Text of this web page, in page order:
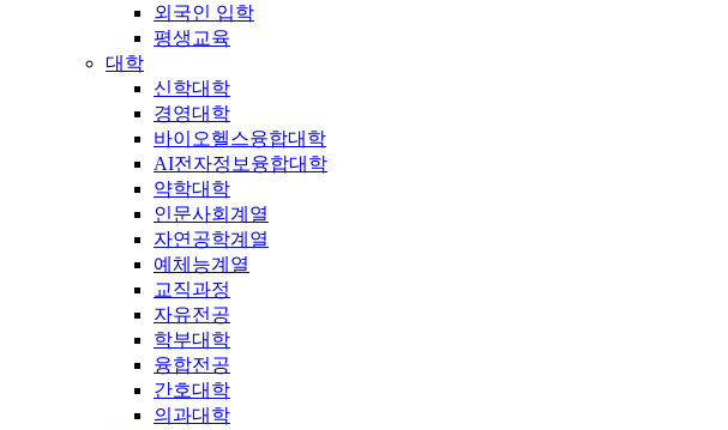
외국인 입학
평생교육
대학
신학대학
경영대학
바이오헬스융합대학
AI전자정보융합대학
약학대학
인문사회계열
자연공학계열
예체능계열
교직과정
자유전공
학부대학
융합전공
간호대학
의과대학